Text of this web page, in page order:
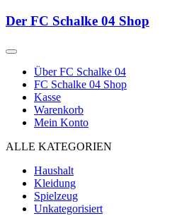
Zum
Der FC Schalke 04 Shop
Über FC Schalke 04
FC Schalke 04 Shop
Kasse
Warenkorb
Mein Konto
ALLE KATEGORIEN
Haushalt
Kleidung
Spielzeug
Unkategorisiert